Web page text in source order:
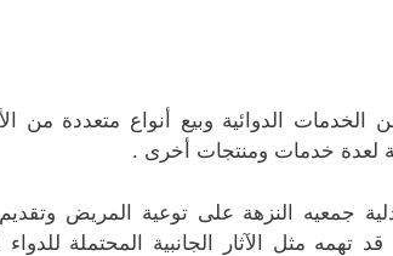
الدوائية وبيع أنواع متعددة من
لعدة خدمات ومنتجات أخرى .
جمعيه النزهة على توعية المريض
مثل الآثار الجانبية المحتملة للدواء